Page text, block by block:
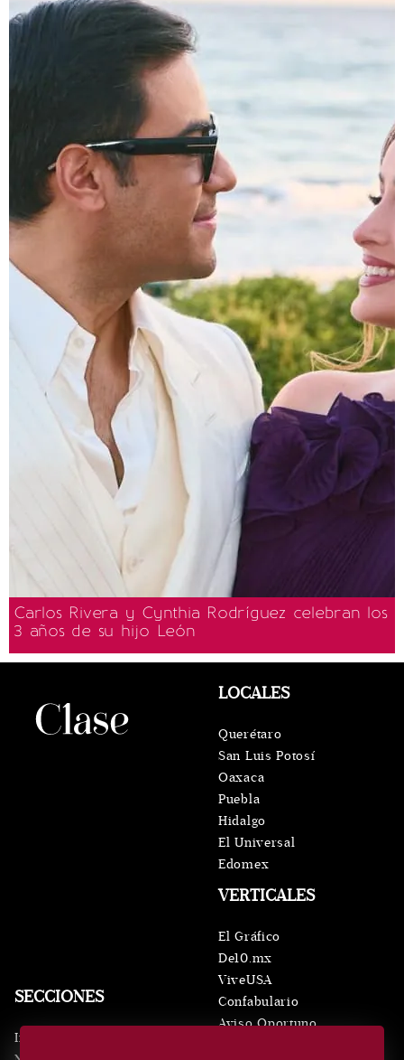
Carlos Rivera y Cynthia Rodríguez celebran los
3 años de su hijo León
SECCIONES
Inicio
VERTICALES
El Gráfico
De10.mx
ViveUSA
Confabulario
Aviso Oportuno
LOCALES
Querétaro
San Luis Potosí
Oaxaca
Puebla
Hidalgo
El Universal
Edomex